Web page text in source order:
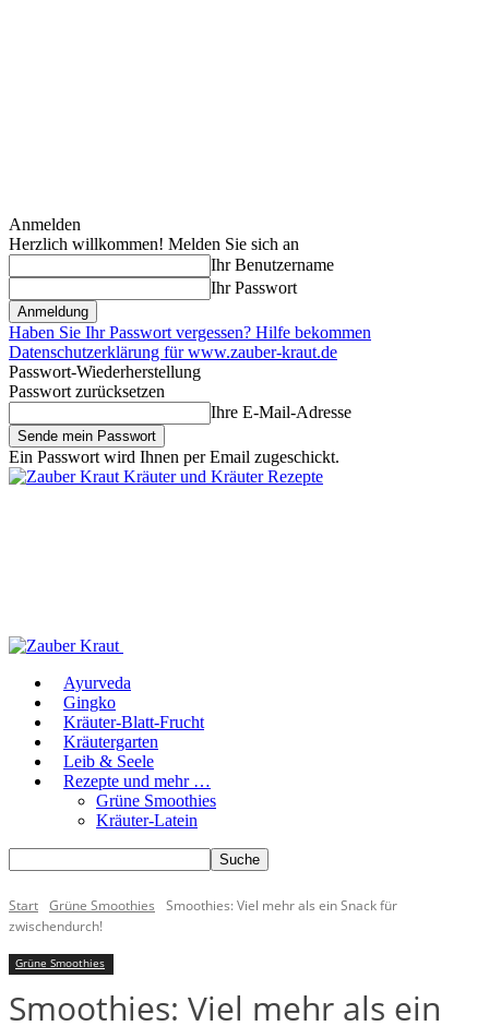
Anmelden
Herzlich willkommen! Melden Sie sich an
Ihr Benutzername
Ihr Passwort
Haben Sie Ihr Passwort vergessen? Hilfe bekommen
Datenschutzerklärung für www.zauber-kraut.de
Passwort-Wiederherstellung
Passwort zurücksetzen
Ihre E-Mail-Adresse
Ein Passwort wird Ihnen per Email zugeschickt.
Kräuter und Kräuter Rezepte
Ayurveda
Gingko
Kräuter-Blatt-Frucht
Kräutergarten
Leib & Seele
Rezepte und mehr …
Grüne Smoothies
Kräuter-Latein
Start Grüne Smoothies
Smoothies: Viel mehr als ein Snack für
zwischendurch!
Grüne Smoothies
Smoothies: Viel mehr als ein